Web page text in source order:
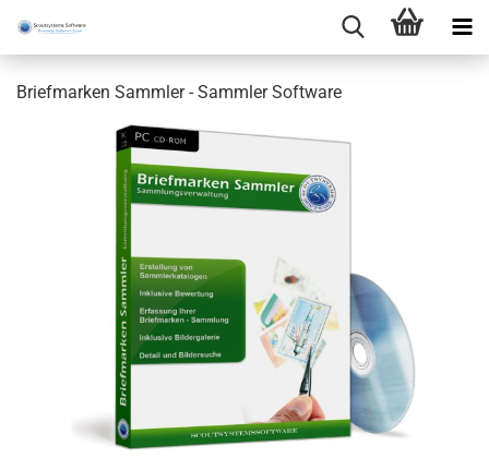
Briefmarken Sammler - Sammler Software